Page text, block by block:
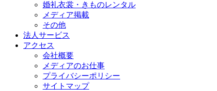
婚礼衣裳・きものレンタル
メディア掲載
その他
法人サービス
アクセス
会社概要
メディアのお仕事
プライバシーポリシー
サイトマップ